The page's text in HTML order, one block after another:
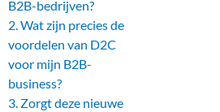
B2B-bedrijven?
2. Wat zijn precies de
voordelen van D2C
voor mijn B2B-
business?
3. Zorgt deze nieuwe